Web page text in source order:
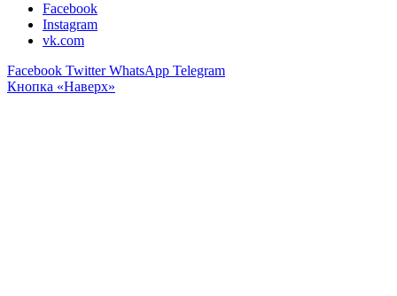
Facebook
Instagram
vk.com
Facebook Twitter WhatsApp Telegram
Кнопка «Наверх»